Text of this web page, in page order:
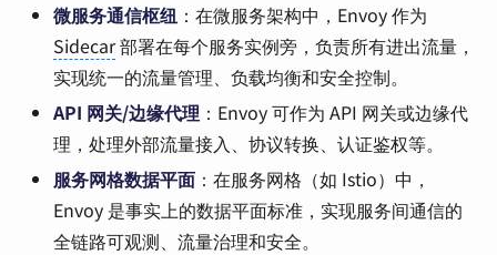
微服务通信枢纽 ：在微服务架构中，Envoy 作为
Sidecar部署在每个服务实例旁，负责所有进出流量，
实现统一的流量管理、负载均衡和安全控制。
API 网关/边缘代理 ：Envoy 可作为 API 网关或边缘代
理，处理外部流量接入、协议转换、认证鉴权等。
服务网格数据平面 ：在服务网格（如 Istio）中，
Envoy 是事实上的数据平面标准，实现服务间通信的
全链路可观测、流量治理和安全。